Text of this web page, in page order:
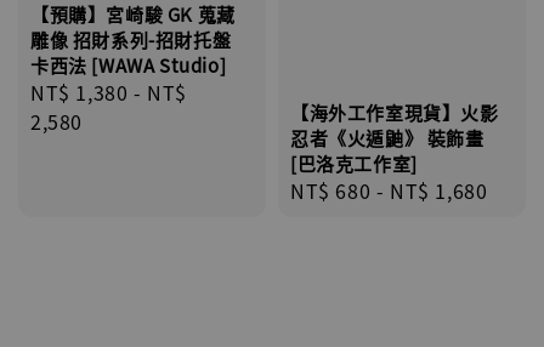
【預購】宮崎駿 GK 蒐藏
雕像 招財系列-招財托盤
卡西法 [WAWA Studio]
Regular
price
NT$ 1,380 - NT$
2,580
【海外工作室現貨】火影
忍者《火遁鼬》 裝飾畫
[巴洛克工作室]
Regular
NT$ 680 - NT$ 1,680